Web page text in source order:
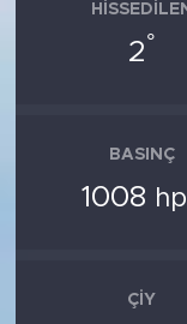
2°
BASINÇ
1008
ÇIY